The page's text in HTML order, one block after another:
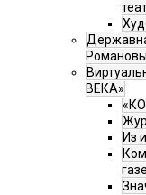
ВЕКА»
Из